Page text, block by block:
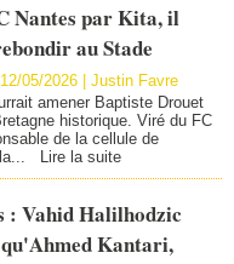
Nantes par Kita, il
au Stade
12/05/2026 |Justin Favre
amener Baptiste Drouet
historique. Viré du FC
de la cellule de
la...
Lire la suite
: Vahid Halilhodzic
Kantari,